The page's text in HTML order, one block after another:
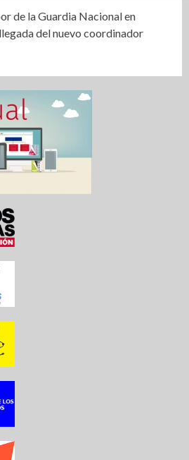
de la Guardia Nacional en
del nuevo coordinador